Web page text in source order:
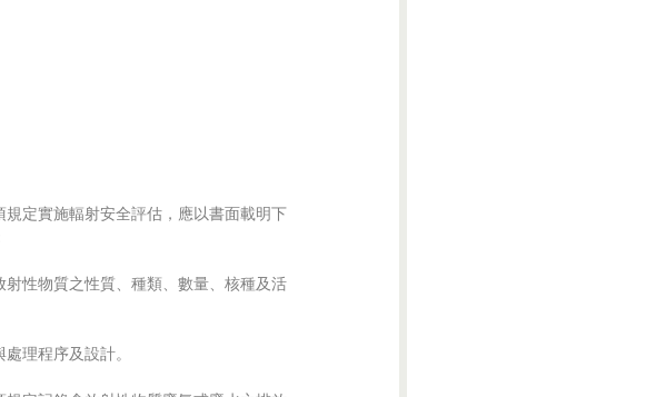
定實施輻射安全評估，應以書面載明下
射性物質之性質、種類、數量、核種及活
理程序及設計。